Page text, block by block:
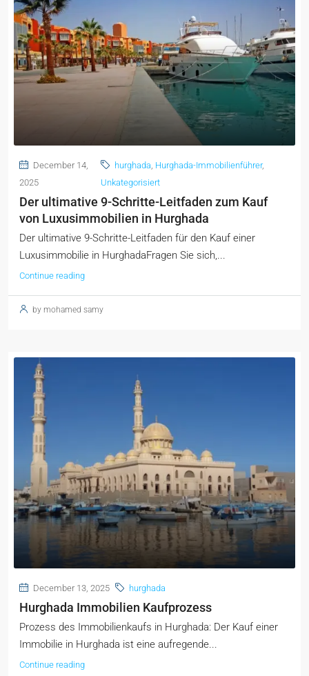
December 14,
2025
hurghada Hurghada-Immobilienführer,
Unkategorisiert
Der ultimative 9-Schritte-Leitfaden zum Kauf
von Luxusimmobilien in Hurghada
Der ultimative 9-Schritte-Leitfaden für den Kauf einer
Luxusimmobilie in HurghadaFragen Sie sich,...
Continue reading
by mohamed samy
December 13, 2025 hurghada
Hurghada Immobilien Kaufprozess
Prozess des Immobilienkaufs in Hurghada: Der Kauf einer
Immobilie in Hurghada ist eine aufregende...
Continue reading